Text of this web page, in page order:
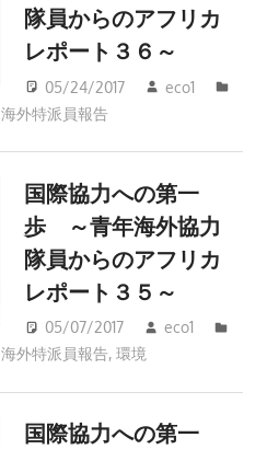
隊員からのアフリカ
レポート３６～
05/24/2017
eco1
海外特派員報告
国際協力への第一
歩 ～青年海外協力
隊員からのアフリカ
レポート３５～
05/07/2017
eco1
海外特派員報告, 環境
国際協力への第一